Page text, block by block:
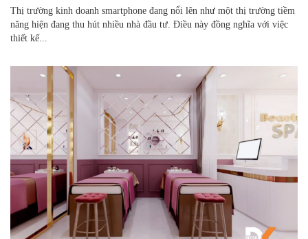
Thị trường kinh doanh smartphone đang nổi lên như một thị trường tiềm
năng hiện đang thu hút nhiều nhà đầu tư. Điều này đồng nghĩa với việc
thiết kế...